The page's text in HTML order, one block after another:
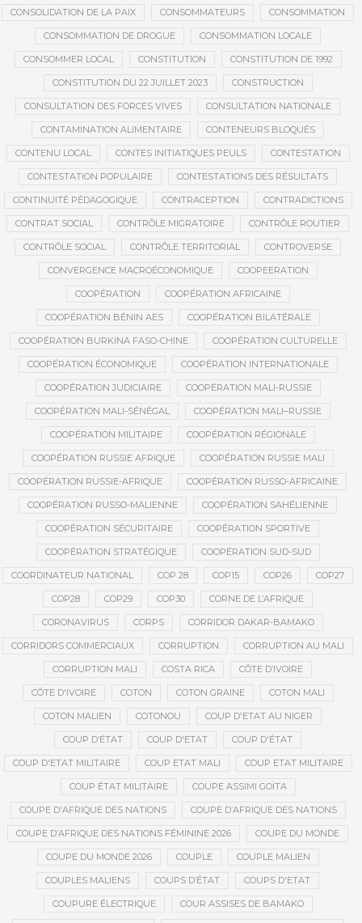
CONSOLIDATION DE LA PAIX CONSOMMATEURS CONSOMMATION
CONSOMMATION DE DROGUE CONSOMMATION LOCALE
CONSOMMER LOCAL CONSTITUTION CONSTITUTION DE 1992
CONSTITUTION DU 22 JUILLET 2023 CONSTRUCTION
CONSULTATION DES FORCES VIVES CONSULTATION NATIONALE
CONTAMINATION ALIMENTAIRE CONTENEURS BLOQUÉS
CONTENU LOCAL CONTES INITIATIQUES PEULS CONTESTATION
CONTESTATION POPULAIRE CONTESTATIONS DES RÉSULTATS
CONTINUITÉ PÉDAGOGIQUE CONTRACEPTION CONTRADICTIONS
CONTRAT SOCIAL CONTRÔLE MIGRATOIRE CONTRÔLE ROUTIER
CONTRÔLE SOCIAL CONTRÔLE TERRITORIAL CONTROVERSE
CONVERGENCE MACROÉCONOMIQUE COOPEERATION
COOPÉRATION COOPÉRATION AFRICAINE
COOPÉRATION BÉNIN AES COOPÉRATION BILATÉRALE
COOPÉRATION BURKINA FASO-CHINE COOPÉRATION CULTURELLE
COOPÉRATION ÉCONOMIQUE COOPÉRATION INTERNATIONALE
COOPÉRATION JUDICIAIRE COOPÉRATION MALI-RUSSIE
COOPÉRATION MALI-SÉNÉGAL COOPÉRATION MALI–RUSSIE
COOPÉRATION MILITAIRE COOPÉRATION RÉGIONALE
COOPÉRATION RUSSIE AFRIQUE COOPÉRATION RUSSIE MALI
COOPÉRATION RUSSIE-AFRIQUE COOPÉRATION RUSSO-AFRICAINE
COOPÉRATION RUSSO-MALIENNE COOPÉRATION SAHÉLIENNE
COOPÉRATION SÉCURITAIRE COOPÉRATION SPORTIVE
COOPÉRATION STRATÉGIQUE COOPÉRATION SUD-SUD
COORDINATEUR NATIONAL COP 28 COP15 COP26 COP27
COP28 COP29 COP30 CORNE DE L’AFRIQUE
CORONAVIRUS CORPS CORRIDOR DAKAR-BAMAKO
CORRIDORS COMMERCIAUX CORRUPTION CORRUPTION AU MALI
CORRUPTION MALI COSTA RICA CÔTE D’IVOIRE
CÔTE D'IVOIRE COTON COTON GRAINE COTON MALI
COTON MALIEN COTONOU COUP D'ETAT AU NIGER
COUP D’ÉTAT COUP D'ETAT COUP D'ÉTAT
COUP D'ETAT MILITAIRE COUP ETAT MALI COUP ETAT MILITAIRE
COUP ÉTAT MILITAIRE COUPE ASSIMI GOÏTA
COUPE D'AFRIQUE DES NATIONS COUPE D’AFRIQUE DES NATIONS
COUPE D’AFRIQUE DES NATIONS FÉMININE 2026 COUPE DU MONDE
COUPE DU MONDE 2026 COUPLE COUPLE MALIEN
COUPLES MALIENS COUPS D’ÉTAT COUPS D'ETAT
COUPURE ÉLECTRIQUE COUR ASSISES DE BAMAKO